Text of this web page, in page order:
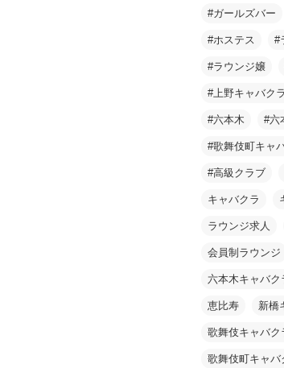
#ガールズバー
#ホステス #
#ラウンジ嬢
#上野キャバクラ
#六本木 #六
#歌舞伎町キャ
#高級クラブ
キャバクラ
ラウンジ求人
会員制ラウンジ
六本木キャバク
恵比寿 新橋
歌舞伎キャバク
歌舞伎町キャバ